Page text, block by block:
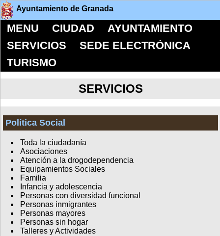
Ayuntamiento de Granada
MENU CIUDAD
AYUNTAMIENTO
SERVICIOS
SEDE ELECTRÓNICA
TURISMO
SERVICIOS
Política Social
Toda la ciudadanía
Asociaciones
Atención a la drogodependencia
Equipamientos Sociales
Familia
Infancia y adolescencia
Personas con diversidad funcional
Personas inmigrantes
Personas mayores
Personas sin hogar
Talleres y Actividades